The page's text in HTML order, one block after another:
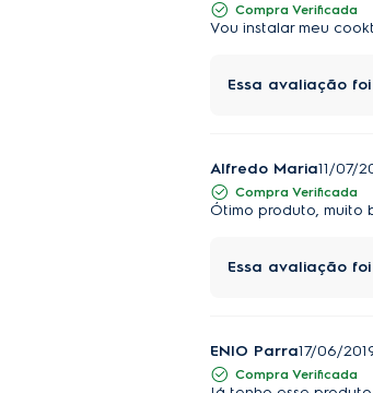
Compra Verificada
Vou instalar meu
Essa avaliação foi
Alfredo Maria11/07/
Compra Verificada
Ótimo produto, muito
Essa avaliação foi
ENIO Parra17/06/
Compra Verificada